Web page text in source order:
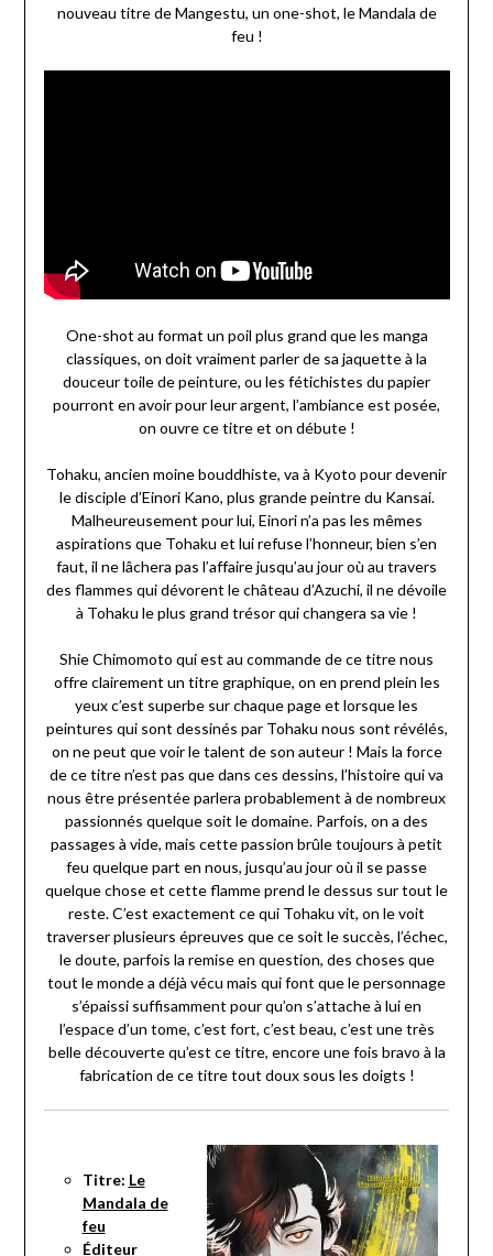
nouveau titre de Mangestu, un one-shot, le Mandala de
feu !
One-shot au format un poil plus grand que les manga
classiques, on doit vraiment parler de sa jaquette à la
douceur toile de peinture, ou les fétichistes du papier
pourront en avoir pour leur argent, l’ambiance est posée,
on ouvre ce titre et on débute !
Tohaku, ancien moine bouddhiste, va à Kyoto pour devenir
le disciple d’Einori Kano, plus grande peintre du Kansai.
Malheureusement pour lui, Einori n’a pas les mêmes
aspirations que Tohaku et lui refuse l’honneur, bien s’en
faut, il ne lâchera pas l’affaire jusqu’au jour où au travers
des flammes qui dévorent le château d’Azuchi, il ne dévoile
à Tohaku le plus grand trésor qui changera sa vie !
Shie Chimomoto qui est au commande de ce titre nous
offre clairement un titre graphique, on en prend plein les
yeux c’est superbe sur chaque page et lorsque les
peintures qui sont dessinés par Tohaku nous sont révélés,
on ne peut que voir le talent de son auteur ! Mais la force
de ce titre n’est pas que dans ces dessins, l’histoire qui va
nous être présentée parlera probablement à de nombreux
passionnés quelque soit le domaine. Parfois, on a des
passages à vide, mais cette passion brûle toujours à petit
feu quelque part en nous, jusqu’au jour où il se passe
quelque chose et cette flamme prend le dessus sur tout le
reste. C’est exactement ce qui Tohaku vit, on le voit
traverser plusieurs épreuves que ce soit le succès, l’échec,
le doute, parfois la remise en question, des choses que
tout le monde a déjà vécu mais qui font que le personnage
s’épaissi suffisamment pour qu’on s’attache à lui en
l’espace d’un tome, c’est fort, c’est beau, c’est une très
belle découverte qu’est ce titre, encore une fois bravo à la
fabrication de ce titre tout doux sous les doigts !
Titre: Le
Mandala de
feu
Éditeur